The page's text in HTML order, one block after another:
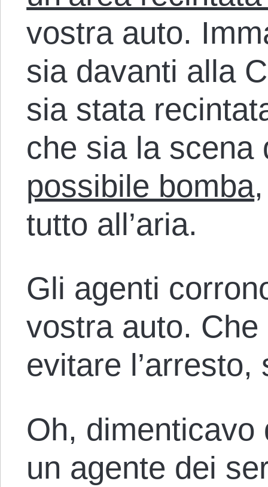
vostra auto.
sia davanti alla
sia stata
che sia la
possibile bomba
tutto all’aria.
Gli agenti
vostra auto.
evitare
Oh,
un agente dei